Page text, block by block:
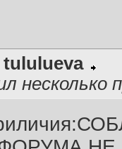
tululueva
несколько